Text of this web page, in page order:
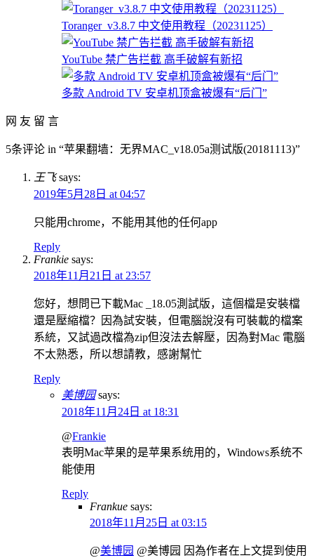
Toranger_v3.8.7 中文使用教程（20231125）
YouTube 禁广告拦截 高手破解有新招
多款 Android TV 安卓机顶盒被爆有“后门”
网 友 留 言
5条评论 in “苹果翻墙：无界MAC_v18.05a测试版(20181113)”
王飞 says:
2019年5月28日 at 04:57
只能用chrome，不能用其他的任何app
Reply
Frankie says:
2018年11月21日 at 23:57
您好，想問已下載Mac _18.05測試版，這個檔是安裝檔
還是壓縮檔？因為試安裝，但電腦說沒有可裝載的檔案
系統，又試過改檔為zip但沒法去解壓，因為對Mac 電腦
不太熟悉，所以想請教，感謝幫忙
Reply
美博园 says:
2018年11月24日 at 18:31
@Frankie
表明Mac苹果的是苹果系统用的，Windows系统不
能使用
Reply
Frankue says:
2018年11月25日 at 03:15
@美博园 @美博园 因為作者在上文提到使用